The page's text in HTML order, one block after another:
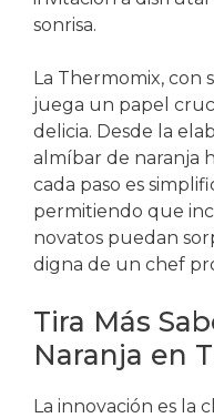
sonrisa.
La Thermomix, con
juega un papel
delicia. Desde la
almíbar de naranja
cada paso es
permitiendo que
novatos puedan
digna de un chef
Tira Más
Naranja en
La innovación es la